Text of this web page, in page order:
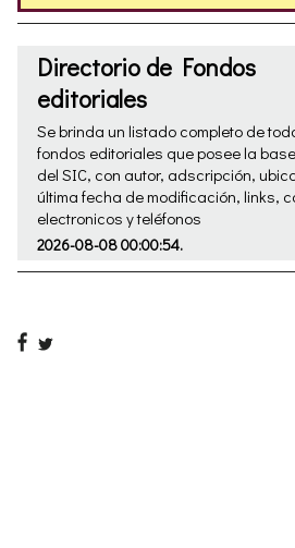
Directorio de Fondos
editoriales
Se brinda un listado completo de
fondos editoriales que posee la
del SIC, con autor, adscripción,
última fecha de modificación, links,
electronicos y teléfonos
2026-08-08 00:00:54.